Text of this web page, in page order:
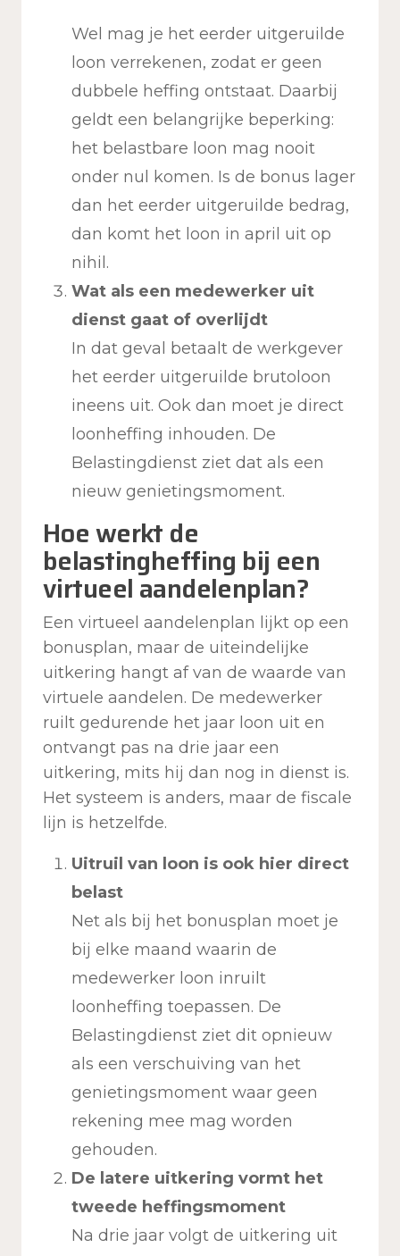
Wel mag je het eerder uitgeruilde
loon verrekenen, zodat er geen
dubbele heffing ontstaat. Daarbij
geldt een belangrijke beperking:
het belastbare loon mag nooit
onder nul komen. Is de bonus lager
dan het eerder uitgeruilde bedrag,
dan komt het loon in april uit op
nihil.
Wat als een medewerker uit
dienst gaat of overlijdt
In dat geval betaalt de werkgever
het eerder uitgeruilde brutoloon
ineens uit. Ook dan moet je direct
loonheffing inhouden. De
Belastingdienst ziet dat als een
nieuw genietingsmoment.
Hoe werkt de
belastingheffing bij een
virtueel aandelenplan?
Een virtueel aandelenplan lijkt op een
bonusplan, maar de uiteindelijke
uitkering hangt af van de waarde van
virtuele aandelen. De medewerker
ruilt gedurende het jaar loon uit en
ontvangt pas na drie jaar een
uitkering, mits hij dan nog in dienst is.
Het systeem is anders, maar de fiscale
lijn is hetzelfde.
Uitruil van loon is ook hier direct
belast
Net als bij het bonusplan moet je
bij elke maand waarin de
medewerker loon inruilt
loonheffing toepassen. De
Belastingdienst ziet dit opnieuw
als een verschuiving van het
genietingsmoment waar geen
rekening mee mag worden
gehouden.
De latere uitkering vormt het
tweede heffingsmoment
Na drie jaar volgt de uitkering uit